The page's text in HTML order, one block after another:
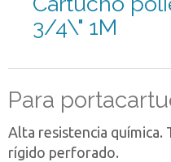
3/4\" 1M
Para
Alta resistencia
rígido perforado.